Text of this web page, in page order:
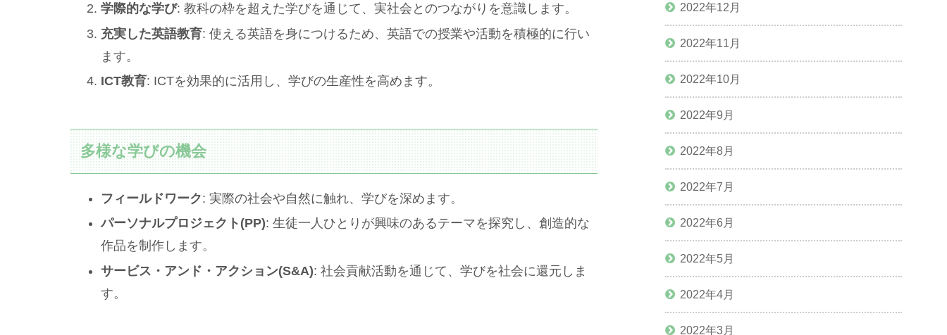
学際的な学び: 教科の枠を超えた学びを通じて、実社会とのつながりを意識します。
充実した英語教育: 使える英語を身につけるため、英語での授業や活動を積極的に行い
ます。
ICT教育: ICTを効果的に活用し、学びの生産性を高めます。
多様な学びの機会
フィールドワーク: 実際の社会や自然に触れ、学びを深めます。
パーソナルプロジェクト(PP): 生徒一人ひとりが興味のあるテーマを探究し、創造的な
作品を制作します。
サービス・アンド・アクション(S&A): 社会貢献活動を通じて、学びを社会に還元しま
す。
2022年12月
2022年11月
2022年10月
2022年9月
2022年8月
2022年7月
2022年6月
2022年5月
2022年4月
2022年3月